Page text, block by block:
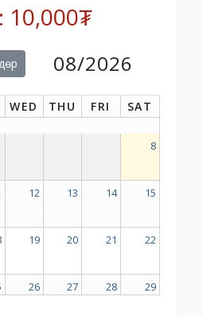
10,000₮
08/2026
WED THU FRI SAT
8
12 13 14 15
19 20 21 22
26 27 28 29